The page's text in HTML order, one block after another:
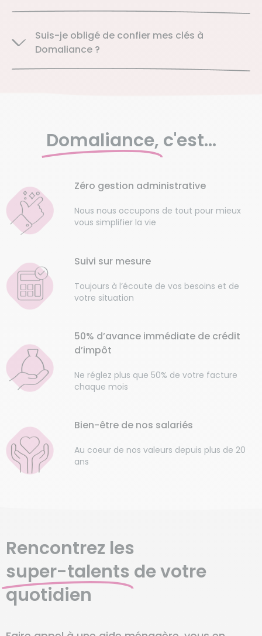
Suis-je obligé de confier mes clés à
Domaliance ?
Domaliance, c'est...
Zéro gestion administrative
Nous nous occupons de tout pour mieux
vous simplifier la vie
Suivi sur mesure
Toujours à l’écoute de vos besoins et de
votre situation
50% d’avance immédiate de crédit
d’impôt
Ne réglez plus que 50% de votre facture
chaque mois
Bien-être de nos salariés
Au coeur de nos valeurs depuis plus de 20
ans
Rencontrez les
super-talents de votre
quotidien